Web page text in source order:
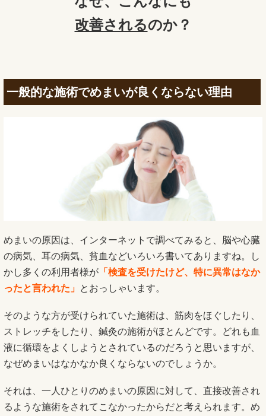
改善されるのか？
一般的な施術でめまいが良くならない理由
めまいの原因は、インターネットで調べてみると、脳や心臓
の病気、耳の病気、貧血などいろいろ書いてありますね。し
かし多くの利用者様が 「検査を受けたけど、特に異常はなか
ったと言われた」 とおっしゃいます。
そのような方が受けられていた施術は、筋肉をほぐしたり、
ストレッチをしたり、鍼灸の施術がほとんどです。どれも血
液に循環をよくしようとされているのだろうと思いますが、
なぜめまいはなかなか良くならないのでしょうか。
それは、一人ひとりのめまいの原因に対して、直接改善され
るような施術をされてこなかったからだと考えられます。め